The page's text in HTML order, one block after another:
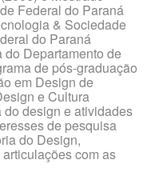
Federal do Paraná
& Sociedade
do Paraná
Departamento de
de pós-graduação
em Design de
e Cultura
do design e atividades
de pesquisa
do Design,
com as